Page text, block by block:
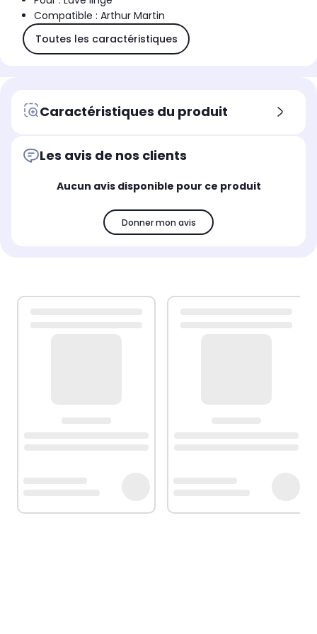
Compatible : Arthur Martin
Toutes les caractéristiques
Caractéristiques du produit
Les avis de nos clients
Aucun avis disponible pour ce produit
Donner mon avis